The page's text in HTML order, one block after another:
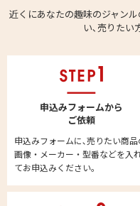
近くにあなたの趣味のジャン
い､売りたい
申込みフォームから
ご依頼
申込みフォームに､売りたい商品
画像・メーカー・型番などを入
てお申込みください。